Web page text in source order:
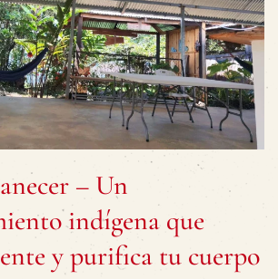
– Un
indígena que
y purifica tu cuerpo